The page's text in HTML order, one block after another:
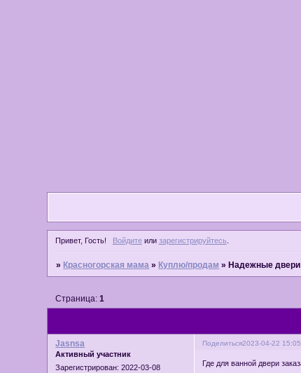
Привет, Гость! Войдитеили зарегистрируйтесь.
» Красногорская мама » Куплю/продам »Надежные двери
Страница:1
Поделиться2023-04-22
Jasnsa
Активный участник
Зарегистрирован: 2022-03-08
Где для ванной двери